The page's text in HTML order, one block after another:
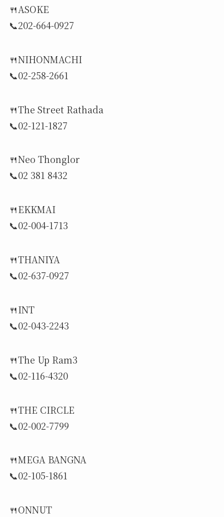
🍴ASOKE
📞202-664-0927
🍴NIHONMACHI
📞02-258-2661
🍴The Street Rathada
📞02-121-1827
🍴Neo Thonglor
📞02 381 8432
🍴EKKMAI
📞02-004-1713
🍴THANIYA
📞02-637-0927
🍴INT
📞02-043-2243
🍴The Up Ram3
📞02-116-4320
🍴THE CIRCLE
📞02-002-7799
🍴MEGA BANGNA
📞02-105-1861
🍴ONNUT